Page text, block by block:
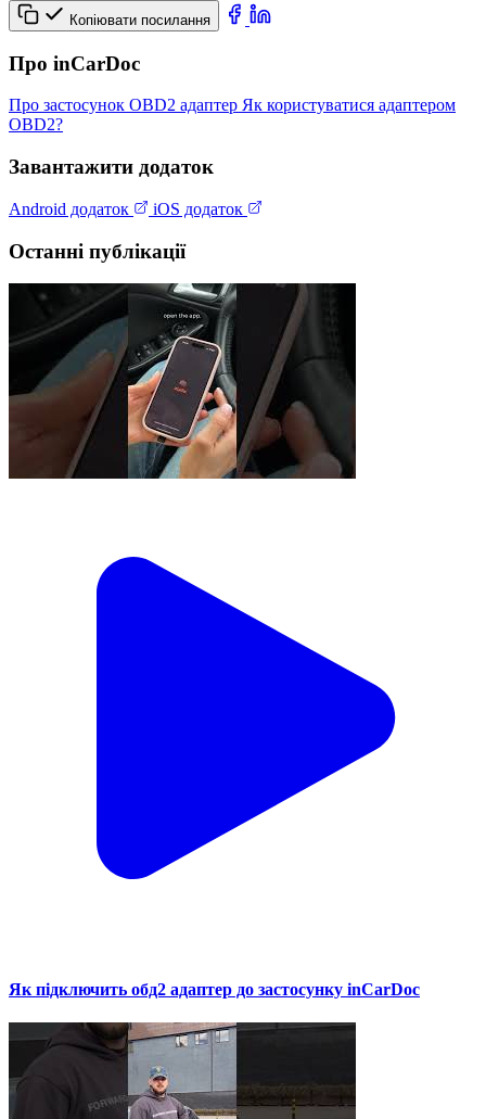
Копіювати посилання
Про inCarDoc
Про застосунок OBD2 адаптер Як користуватися адаптером
OBD2?
Завантажити додаток
Android додаток iOS додаток
Останні публікації
Як підключить обд2 адаптер до застосунку inCarDoc